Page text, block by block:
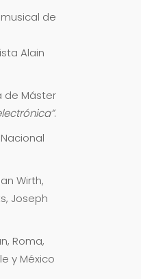
de
Alain
de Máster
.
Wirth,
Joseph
Roma,
y México